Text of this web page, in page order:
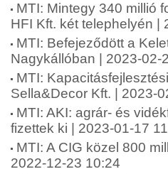
MTI: Mintegy 340 millió
HFI Kft. két telephelyén |
MTI: Befejeződött a
Nagykállóban | 2023-02-
MTI:
Sella&Decor Kft. | 2023-
MTI: AKI: agrár- és
fizettek ki | 2023-01-17
MTI: A CIG közel 800
2022-12-23 10:24